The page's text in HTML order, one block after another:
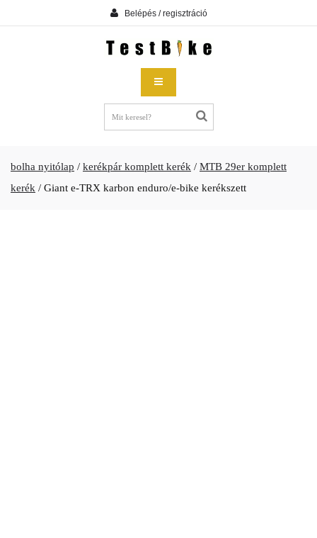
Belépés / regisztráció
bolha nyitólap / kerékpár komplett kerék / MTB 29er komplett
kerék / Giant e-TRX karbon enduro/e-bike kerékszett